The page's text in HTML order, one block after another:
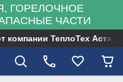
ГОРЕЛОЧНОЕ
ЧАСТИ
ТеплоТех Астана